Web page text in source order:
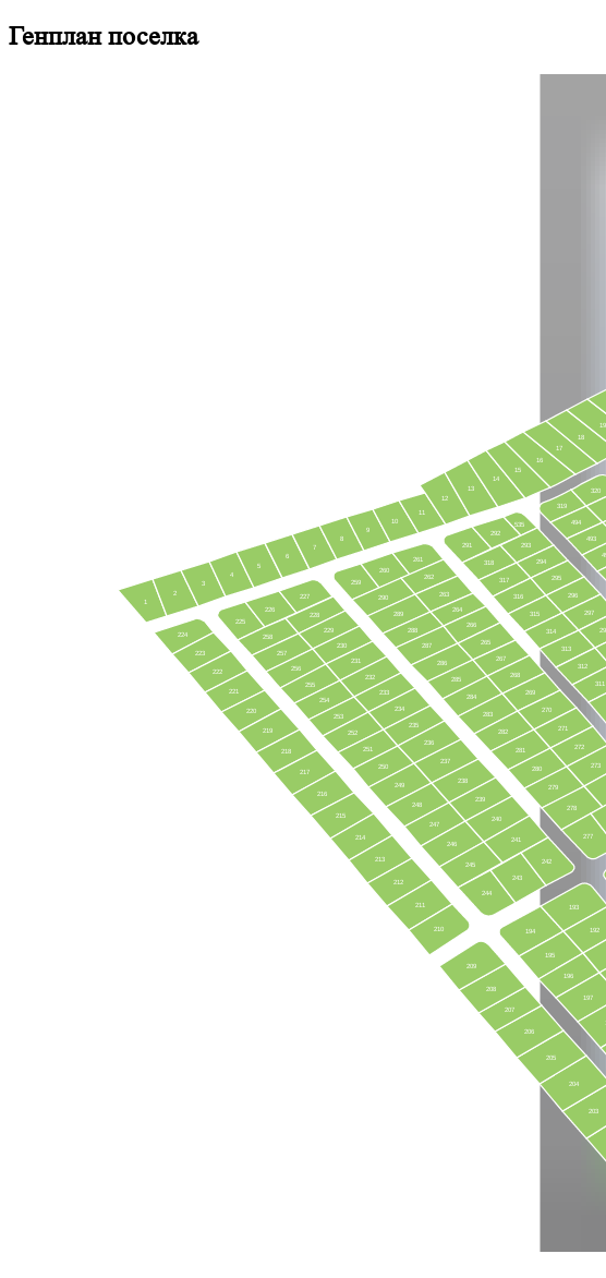
Генплан поселка
203
204
205
206
207
208
209
194
193
195
192
196
197
224
223
222
221
220
219
218
217
216
215
214
213
212
211
210
1
2
3
4
5
6
7
8
9
10
11
12
13
14
15
16
17
18
19
225
226
227
258
228
257
229
256
230
255
231
254
232
253
233
252
234
251
235
250
236
249
237
248
238
247
239
246
240
245
241
244
243
242
259
260
261
290
262
289
263
288
264
287
266
286
265
285
267
284
268
283
269
282
270
281
271
280
272
279
273
278
277
291
292
535
318
293
317
294
316
295
315
296
314
297
313
312
311
319
320
494
493